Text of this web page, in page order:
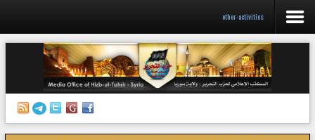
الرئيسية
إصدارات
أنشطة وفعاليات
other-activities